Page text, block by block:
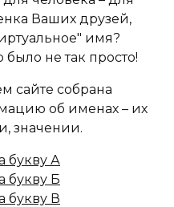
Ваших друзей,
имя?
было не так просто!
сайте собрана
об именах – их
значении.
букву А
букву Б
букву В